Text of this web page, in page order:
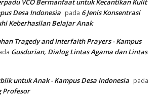
VCO Bermanfaat untuk Kecantikan Kulit
Desa Indonesia pada 6 Jenis Konsentrasi
Keberhasilan Belajar Anak
Tragedy and Interfaith Prayers - Kampus
Gusdurian, Dialog Lintas Agama dan Lintas
untuk Anak - Kampus Desa Indonesia pada
Profesor